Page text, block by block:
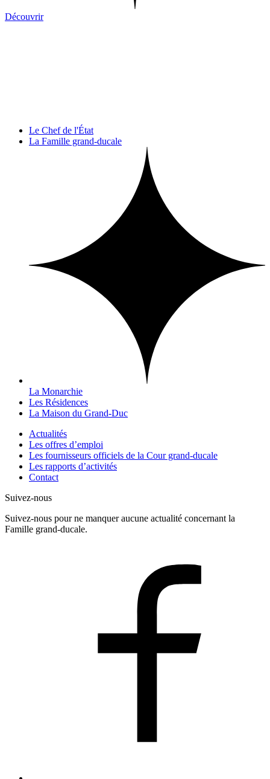
Découvrir
Le Chef de l'État
La Famille grand-ducale
La Monarchie
Les Résidences
La Maison du Grand-Duc
Actualités
Les offres d’emploi
Les fournisseurs officiels de la Cour grand-ducale
Les rapports d’activités
Contact
Suivez-nous
Suivez-nous pour ne manquer aucune actualité concernant la
Famille grand-ducale.